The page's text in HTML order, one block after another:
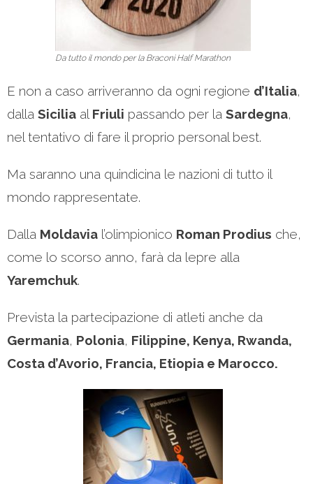
Da tutto il mondo per la Braconi Half Marathon
E non a caso arriveranno da ogni regione d’Italia,
dalla Sicilia al Friuli passando per la Sardegna,
nel tentativo di fare il proprio personal best.
Ma saranno una quindicina le nazioni di tutto il
mondo rappresentate.
Dalla Moldavia l’olimpionico Roman Prodius che,
come lo scorso anno, farà da lepre alla
Yaremchuk.
Prevista la partecipazione di atleti anche da
Germania, Polonia, Filippine, Kenya, Rwanda,
Costa d’Avorio, Francia, Etiopia e Marocco.